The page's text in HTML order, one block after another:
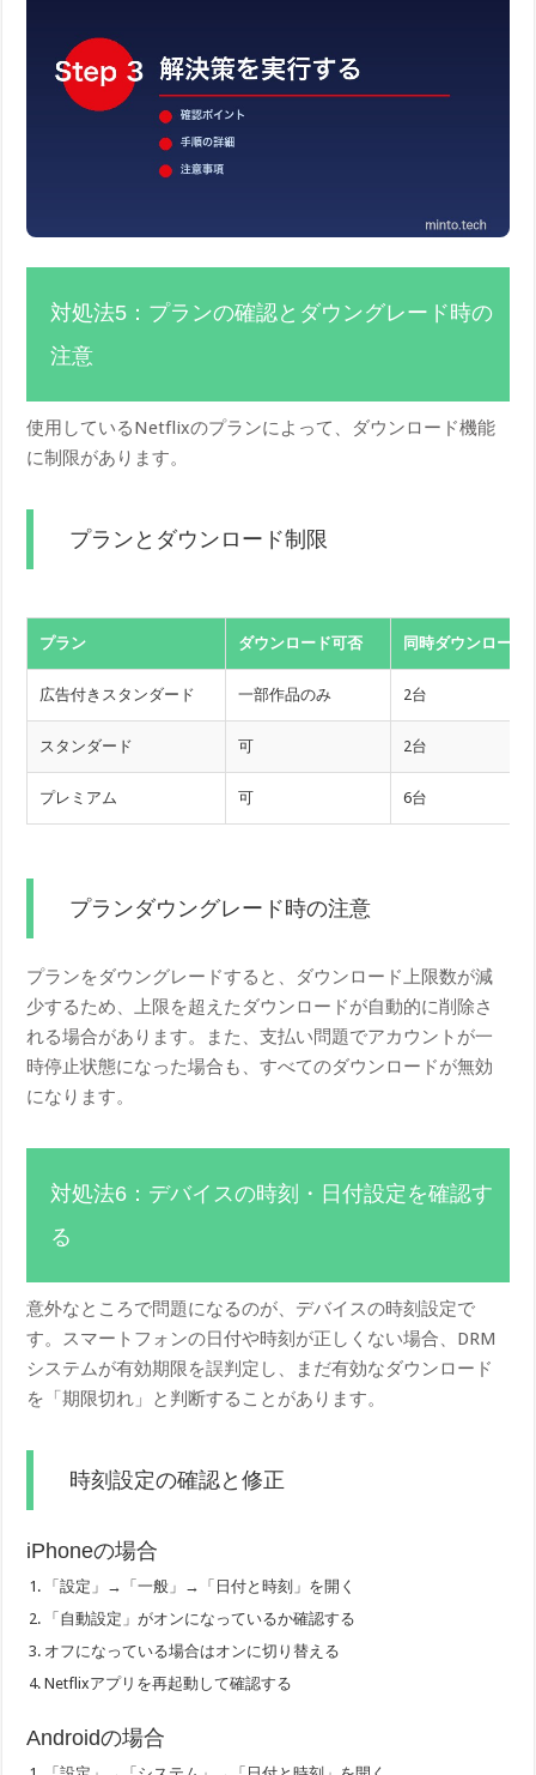
対処法5：プランの確認とダウングレード時の
注意
使用しているNetflixのプランによって、ダウンロード機能
に制限があります。
プランとダウンロード制限
プラン ダウンロード可否 同時ダウンロード
広告付きスタンダード 一部作品のみ 2台
スタンダード 可 2台
プレミアム 可 6台
プランダウングレード時の注意
プランをダウングレードすると、ダウンロード上限数が減
少するため、上限を超えたダウンロードが自動的に削除さ
れる場合があります。また、支払い問題でアカウントが一
時停止状態になった場合も、すべてのダウンロードが無効
になります。
対処法6：デバイスの時刻・日付設定を確認す
る
意外なところで問題になるのが、デバイスの時刻設定で
す。スマートフォンの日付や時刻が正しくない場合、DRM
システムが有効期限を誤判定し、まだ有効なダウンロード
を「期限切れ」と判断することがあります。
時刻設定の確認と修正
iPhoneの場合
「設定」→「一般」→「日付と時刻」を開く
「自動設定」がオンになっているか確認する
オフになっている場合はオンに切り替える
Netflixアプリを再起動して確認する
Androidの場合